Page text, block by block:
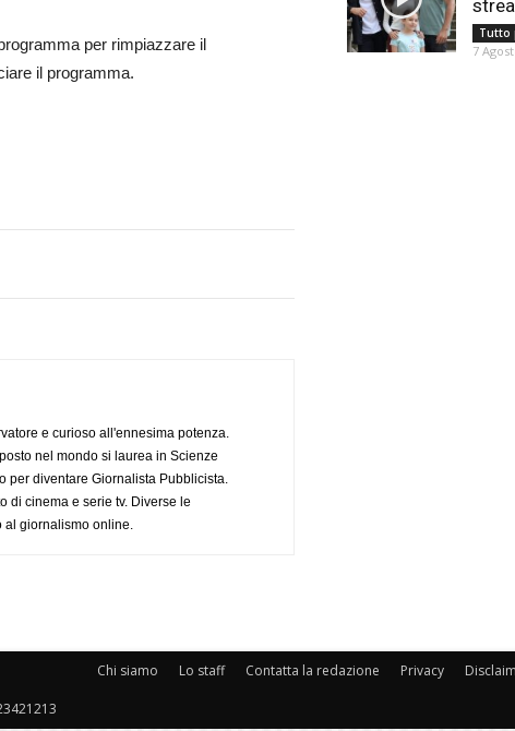
per rimpiazzare il
il programma.
e curioso all'ennesima potenza.
nel mondo si laurea in Scienze
per diventare Giornalista Pubblicista.
di cinema e serie tv. Diverse le
al giornalismo online.
Tutto
7
Chi siamo Lo staff Contatta la redazione Privacy